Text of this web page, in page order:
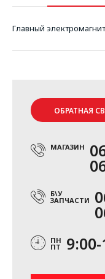
Главный
ОБРАТНАЯ
МАГАЗИН
Б\У
ЗАПЧАСТИ
ПН
ПТ